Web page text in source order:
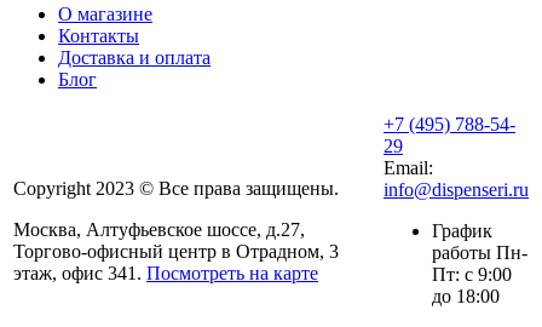
О магазине
Контакты
Доставка и оплата
Блог
Copyright 2023 © Все права защищены.
Москва, Алтуфьевское шоссе, д.27,
Торгово-офисный центр в Отрадном, 3
этаж, офис 341. Посмотреть на карте
+7 (495) 788-54-
29
Email:
info@dispenseri.ru
График
работы Пн-
Пт: с 9:00
до 18:00